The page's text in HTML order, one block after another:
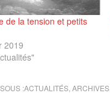
de la tension et petits
2019
:ACTUALITÉS ARCHIVES